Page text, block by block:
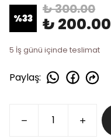
%33
₺ 300.00
₺ 200.00
5 İş günü içinde teslimat
Paylaş: